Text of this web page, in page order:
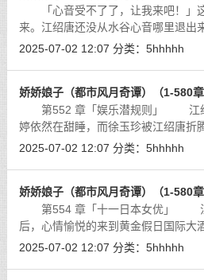
「心音受不了了，让我来吧！」
来。江绍唐还没从水谷心音哪里退出
献上的热吻，弄得浑身火热。 [详细]
2025-07-02 12:07 分类： 5hhhhh
娇娇娘子（都市风月奇谭）（1-580
第552 章「娱乐潜规则」 江绍
婷依然在甜睡，而徐玉珍被江绍唐折
备做中午餐了，整个人看起来，似乎
2025-07-02 12:07 分类： 5hhhhh
娇娇娘子（都市风月奇谭）（1-580
第554 章「十一日本女优」 江
后，心情愉悦的来到黄金假日国际大
自己的日本十大女优是怎么样的呢？
2025-07-02 12:07 分类： 5hhhhh